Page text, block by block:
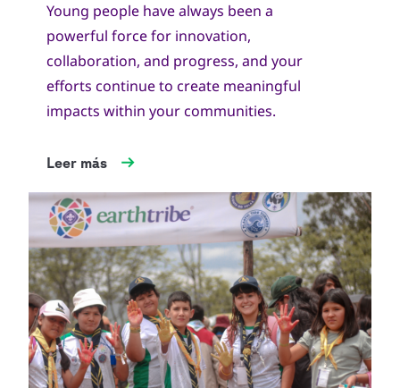
Young people have always been a
powerful force for innovation,
collaboration, and progress, and your
efforts continue to create meaningful
impacts within your communities.
Leer más